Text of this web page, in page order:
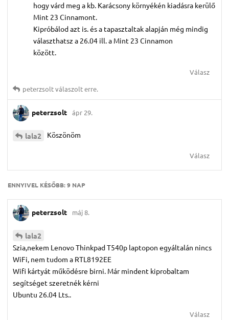
hogy várd meg a kb. Karácsony környékén kiadásra kerülő
Mint 23 Cinnamont.
Kipróbálod azt is. és a tapasztaltak alapján még mindig
választhatsz a 26.04 ill. a Mint 23 Cinnamon
között.
Válasz
peterzsoltválaszolt erre.
peterzsolt ápr 29.
lala2 Köszönöm
Válasz
ENNYIVEL KÉSŐBB:9 NAP
peterzsolt máj 8.
lala2
Szia,nekem Lenovo Thinkpad T540p laptopon egyáltalán nincs
WiFi, nem tudom a RTL8192EE
Wifi kártyát működésre birni. Már mindent kiprobaltam
segítséget szeretnék kérni
Ubuntu 26.04 Lts..
Válasz